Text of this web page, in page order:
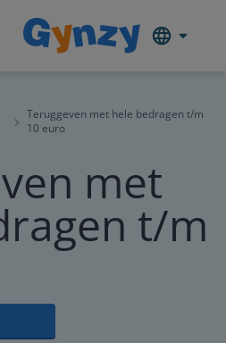
Teruggeven met hele bedragen t/m
10 euro
met
t/m